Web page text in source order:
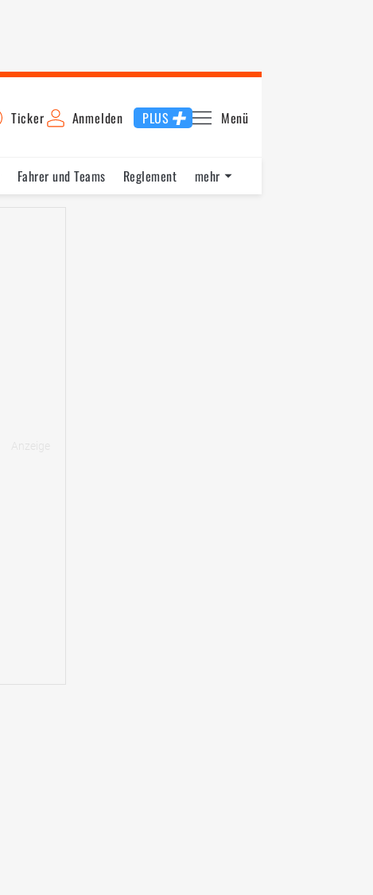
Ticker Anmelden PLUS Menü
Fahrer und Teams
Reglement
mehr